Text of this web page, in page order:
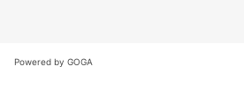
Powered by GOGA